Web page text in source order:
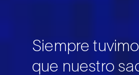
Siempre
que nuestro